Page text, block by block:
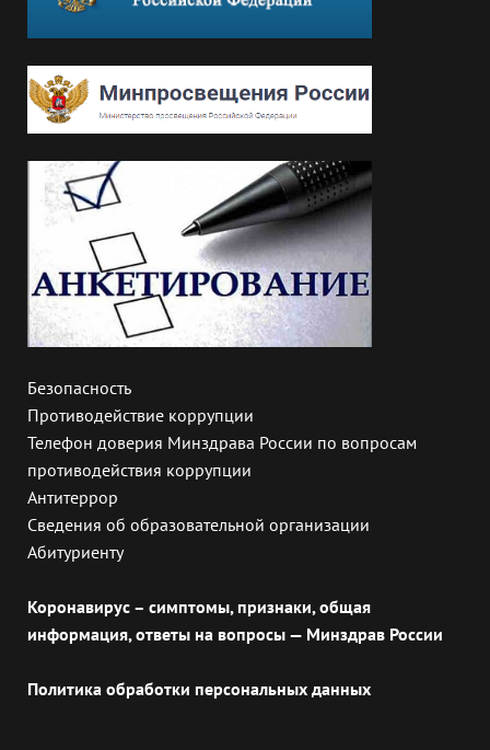
Безопасность
Противодействие коррупции
Телефон доверия Минздрава России по вопросам
противодействия коррупции
Антитеррор
Сведения об образовательной организации
Абитуриенту
Коронавирус – симптомы, признаки, общая
информация, ответы на вопросы — Минздрав России
Политика обработки персональных данных